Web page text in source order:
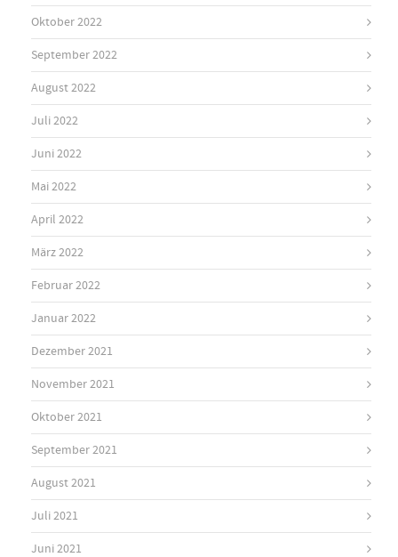
Oktober 2022
September 2022
August 2022
Juli 2022
Juni 2022
Mai 2022
April 2022
März 2022
Februar 2022
Januar 2022
Dezember 2021
November 2021
Oktober 2021
September 2021
August 2021
Juli 2021
Juni 2021